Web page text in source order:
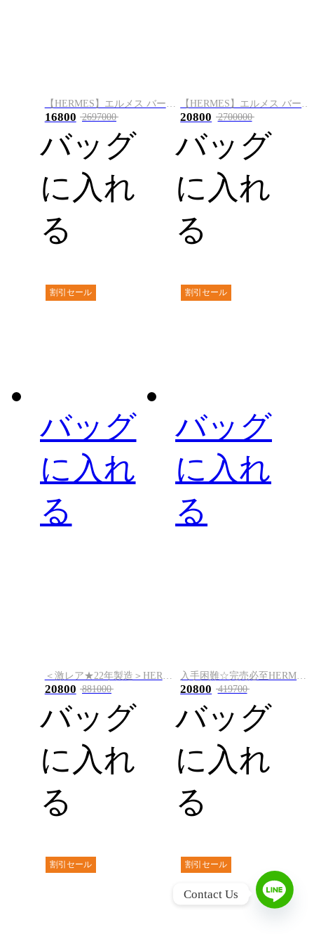
Contact Us
16800 2697000
バッグ
に入れ
る
20800 2700000
バッグ
に入れ
る
割引セール
バッグ
に入れ
る
20800 881000
バッグ
に入れ
る
割引セール
バッグ
に入れ
る
20800 419700
バッグ
に入れ
る
割引セール 割引セール